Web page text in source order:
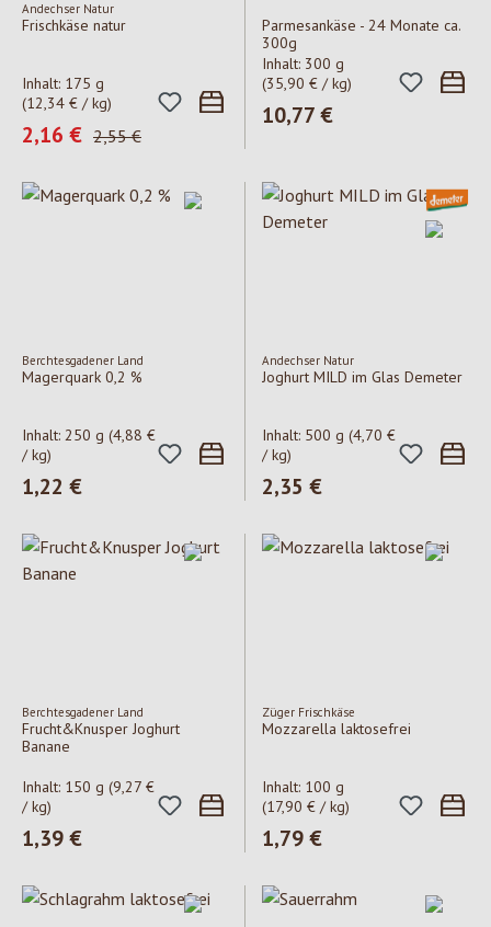
Andechser Natur
Frischkäse natur
Inhalt: 175 g
(12,34 € / kg)
Verkaufspreis:
2,16 € Regulärer Preis:
2,55 €
Parmesankäse - 24 Monate ca.
300g
Inhalt: 300 g
(35,90 € / kg)
Regulärer Preis:
10,77 €
Berchtesgadener Land
Magerquark 0,2 %
Inhalt: 250 g (4,88 €
/ kg)
Regulärer Preis:
1,22 €
Andechser Natur
Joghurt MILD im Glas Demeter
Inhalt: 500 g (4,70 €
/ kg)
Regulärer Preis:
2,35 €
Berchtesgadener Land
Frucht&Knusper Joghurt
Banane
Inhalt: 150 g (9,27 €
/ kg)
Regulärer Preis:
1,39 €
Züger Frischkäse
Mozzarella laktosefrei
Inhalt: 100 g
(17,90 € / kg)
Regulärer Preis:
1,79 €